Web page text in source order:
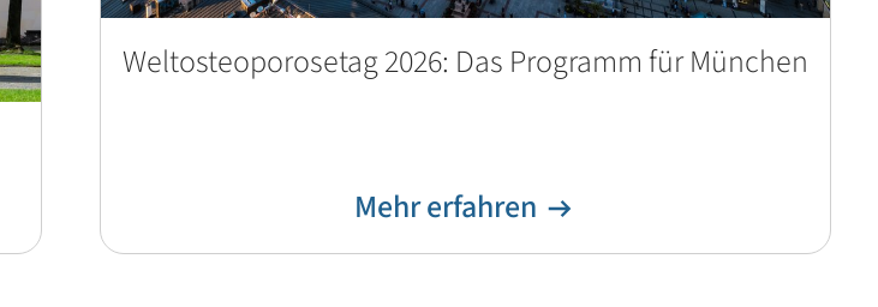
Weltosteoporosetag 2026: Das Programm für München
Mehr erfahren